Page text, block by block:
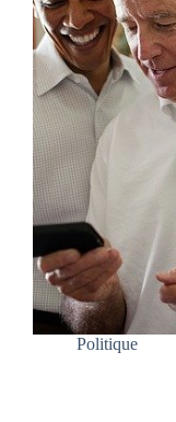
Politique